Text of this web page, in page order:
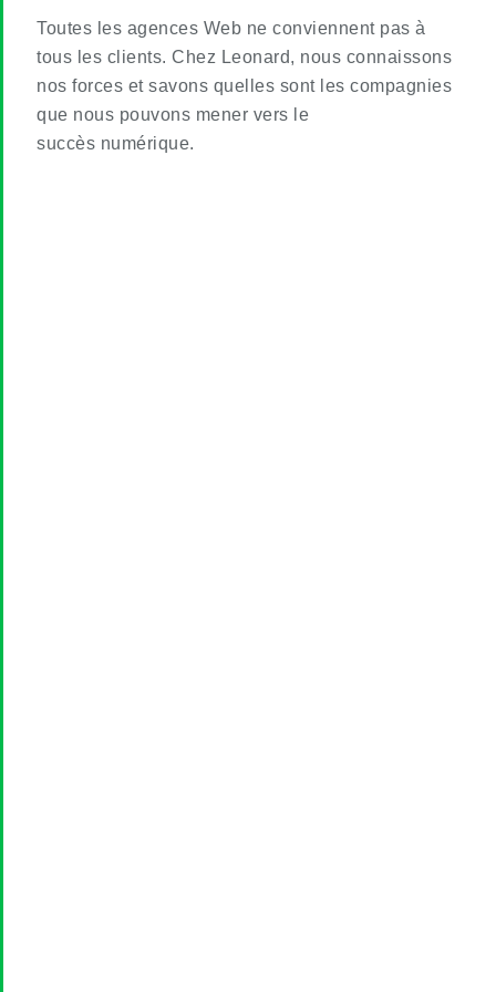
Toutes les agences Web ne conviennent pas à
tous les clients. Chez Leonard, nous connaissons
nos forces et savons quelles sont les compagnies
que nous pouvons mener vers le
succès numérique.